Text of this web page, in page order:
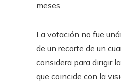
meses.
La votación no fue
de un recorte de un
considera para dirigir
que coincide con la